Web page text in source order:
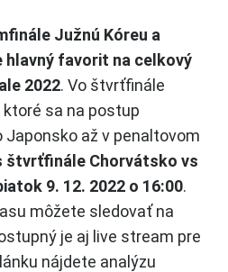
Južnú Kóreu a
hlavný favorit na celkový
2022. Vo štvrťfinále
ktoré sa na postup
Japonsko až v penaltovom
štvrťfinále Chorvátsko vs
9. 12. 2022 o 16:00.
môžete sledovať na
je aj live stream pre
nájdete analýzu